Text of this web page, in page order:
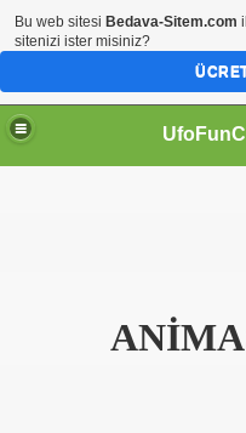
Bu web sitesi Bedava-Sitem.com
sitenizi ister misiniz?